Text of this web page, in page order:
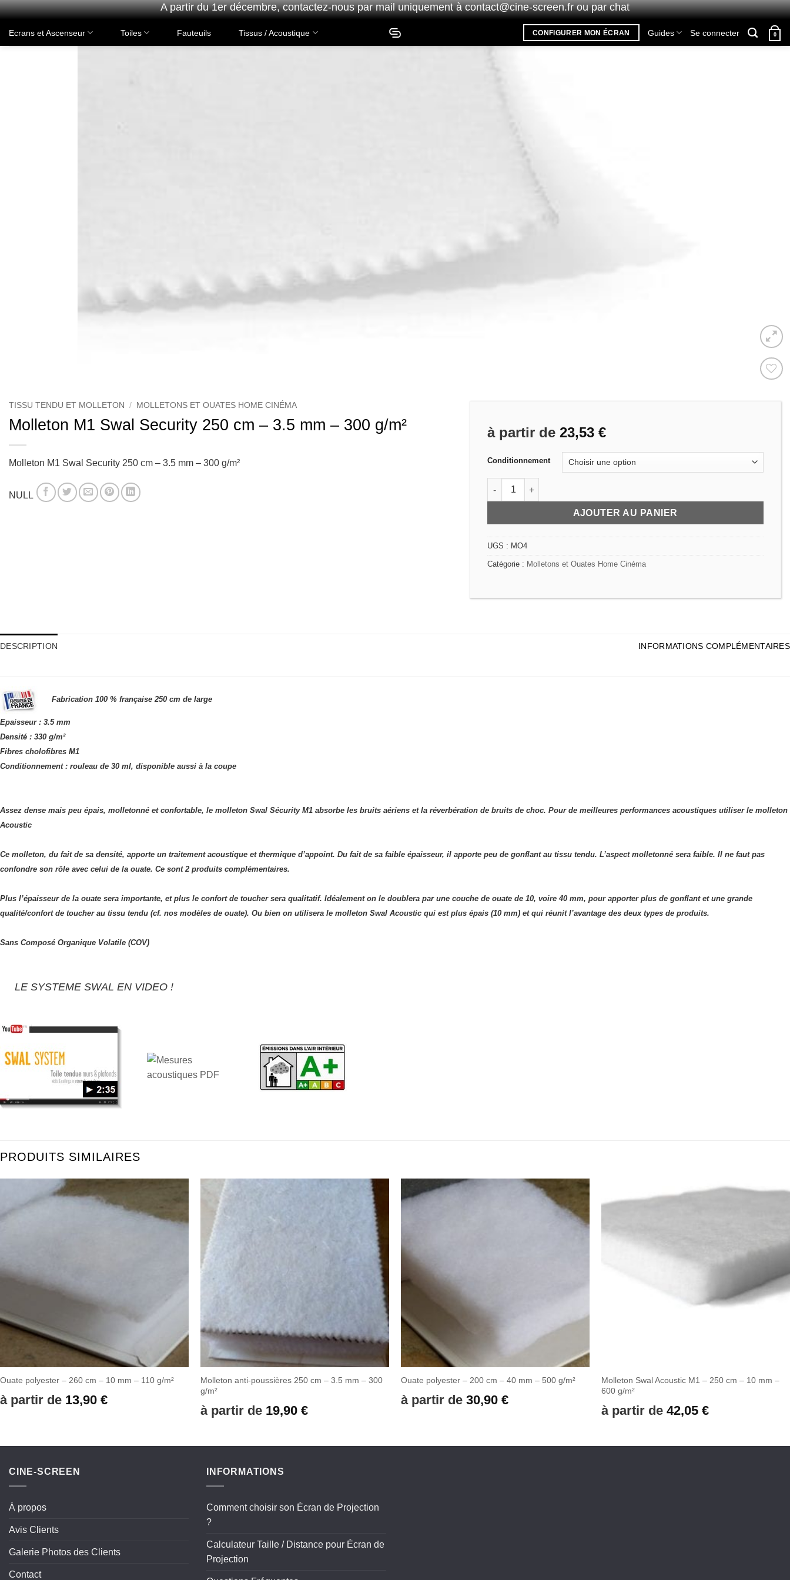
A partir du 1er décembre,contactez-nouspar mail uniquement àcontact@cine-screen.frou par chat
Ecrans et Ascenseur Toiles Fauteuils Tissus / Acoustique CONFIGURER MON ÉCRAN Guides Se connecter 0
TISSU TENDU ET MOLLETON / MOLLETONS ET OUATES HOME CINÉMA
Molleton M1 Swal Security 250 cm – 3.5 mm – 300 g/m²
Molleton M1 Swal Security 250 cm – 3.5 mm – 300 g/m²
NULL
à partir de 23,53 €
Conditionnement
quantité de Molleton M1 Swal Security 250 cm - 3.5 mm - 300 g/m²
AJOUTER AU PANIER
UGS : MO4
Catégorie : Molletons et Ouates Home Cinéma
DESCRIPTION INFORMATIONS COMPLÉMENTAIRES
Fabrication 100 % française250 cm de large
Epaisseur : 3.5 mm
Densité : 330 g/m²
Fibres cholofibres M1
Conditionnement : rouleau de 30 ml, disponible aussi à la coupe
Assez dense mais peu épais, molletonné et confortable, le molleton Swal Sécurity M1 absorbe les bruits aériens et la réverbération de bruits de choc. Pour de meilleures performances acoustiques utiliser le molleton
Acoustic
Ce molleton, du fait de sa densité, apporte un traitement acoustique et thermique d’appoint. Du fait de sa faible épaisseur, il apporte peu de gonflant au tissu tendu. L’aspect molletonné sera faible. Il ne faut pas
confondre son rôle avec celui de la ouate. Ce sont 2 produits complémentaires.
Plus l’épaisseur de la ouate sera importante, et plus le confort de toucher sera qualitatif. Idéalement on le doublera par une couche de ouate de 10, voire 40 mm, pour apporter plus de gonflant et une grande
qualité/confort de toucher au tissu tendu (cf. nos modèles de ouate). Ou bien on utilisera le molleton Swal Acoustic qui est plus épais (10 mm) et qui réunit l’avantage des deux types de produits.
Sans Composé Organique Volatile (COV)
LE SYSTEME SWAL EN VIDEO !
PRODUITS SIMILAIRES
à la
Ouate polyester – 260 cm – 10 mm – 110 g/m²
à partir de 13,90 €
Ajouter
à la
wishlist
Molleton anti-poussières 250 cm – 3.5 mm – 300
g/m²
à partir de 19,90 €
Ajouter
à la
wishlist
Ouate polyester – 200 cm – 40 mm – 500 g/m²
à partir de 30,90 €
Molleton Swal Acoustic M1 – 250 cm – 10 mm –
600 g/m²
à partir de 42,05 €
CINE-SCREEN
À propos
Avis Clients
Galerie Photos des Clients
Contact
INFORMATIONS
Comment choisir son Écran de Projection
?
Calculateur Taille / Distance pour Écran de
Projection